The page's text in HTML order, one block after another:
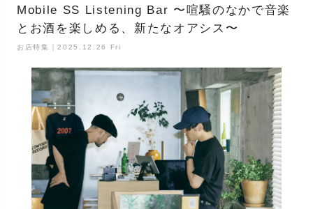
Mobile SS Listening Bar 〜喧騒のなかで音楽
とお酒を楽しめる、新たなオアシス〜
お店特集｜2025.12.26 Fri